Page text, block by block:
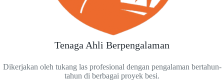
Tenaga Ahli Berpengalaman
Dikerjakan oleh tukang las profesional dengan pengalaman bertahun-
tahun di berbagai proyek besi.